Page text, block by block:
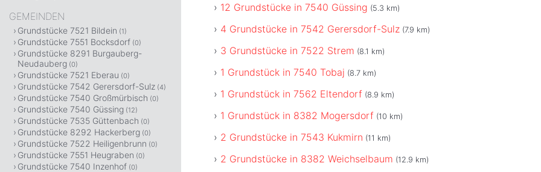
12 Grundstücke in 7540 Güssing (5.3 km)
4 Grundstücke in 7542 Gerersdorf-Sulz (7.9 km)
3 Grundstücke in 7522 Strem (8.1 km)
1 Grundstück in 7540 Tobaj (8.7 km)
1 Grundstück in 7562 Eltendorf (8.9 km)
1 Grundstück in 8382 Mogersdorf (10 km)
2 Grundstücke in 7543 Kukmirn (11 km)
2 Grundstücke in 8382 Weichselbaum (12.9 km)
GEMEINDEN
Grundstücke 7521 Bildein (1)
Grundstücke 7551 Bocksdorf (0)
Grundstücke 8291 Burgauberg-
Neudauberg (0)
Grundstücke 7521 Eberau (0)
Grundstücke 7542 Gerersdorf-Sulz (4)
Grundstücke 7540 Großmürbisch (0)
Grundstücke 7540 Güssing (12)
Grundstücke 7535 Güttenbach (0)
Grundstücke 8292 Hackerberg (0)
Grundstücke 7522 Heiligenbrunn (0)
Grundstücke 7551 Heugraben (0)
Grundstücke 7540 Inzenhof (0)